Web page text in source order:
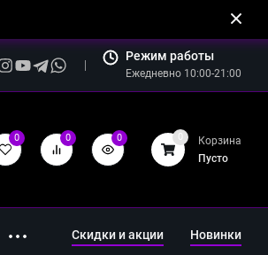
Режим работы
Ежедневно 10:00-21:00
0 0 0 0
Корзина
Пусто
Скидки и акции Новинки